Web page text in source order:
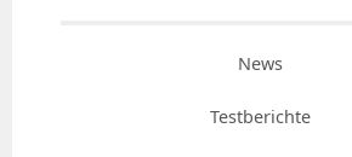
News
Testberichte